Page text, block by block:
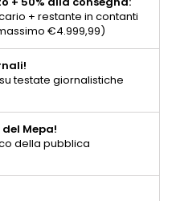
+ restante in contanti
€4.999,99)
testate giornalistiche
Mepa!
della pubblica